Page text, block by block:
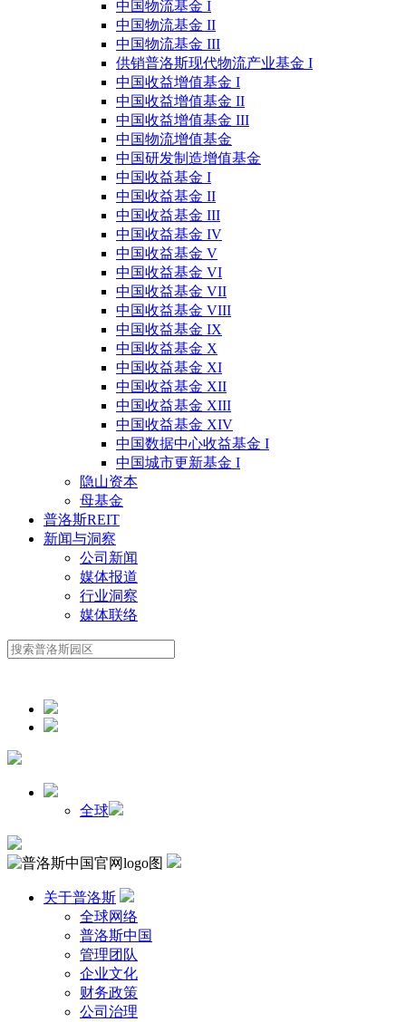
中国物流基金 I
中国物流基金 II
中国物流基金 III
供销普洛斯现代物流产业基金 I
中国收益增值基金 I
中国收益增值基金 II
中国收益增值基金 III
中国物流增值基金
中国研发制造增值基金
中国收益基金 I
中国收益基金 II
中国收益基金 III
中国收益基金 IV
中国收益基金 V
中国收益基金 VI
中国收益基金 VII
中国收益基金 VIII
中国收益基金 IX
中国收益基金 X
中国收益基金 XI
中国收益基金 XII
中国收益基金 XIII
中国收益基金 XIV
中国数据中心收益基金 I
中国城市更新基金 I
隐山资本
母基金
普洛斯REIT
新闻与洞察
公司新闻
媒体报道
行业洞察
媒体联络
全球
关于普洛斯
全球网络
普洛斯中国
管理团队
企业文化
财务政策
公司治理